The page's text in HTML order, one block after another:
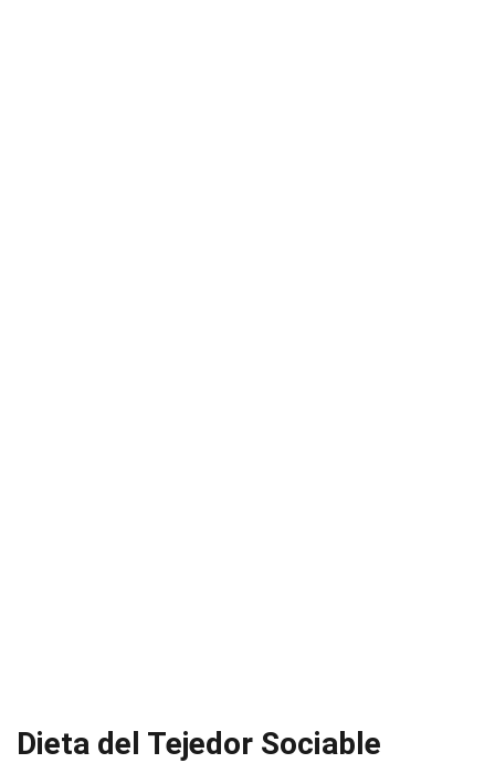
Dieta del Tejedor Sociable